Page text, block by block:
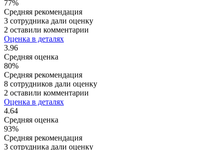
77%
Средняя рекомендация
3 сотрудника дали оценку
2 оставили комментарии
Оценка в деталях
3.96
Средняя оценка
80%
Средняя рекомендация
8 сотрудников дали оценку
2 оставили комментарии
Оценка в деталях
4.64
Средняя оценка
93%
Средняя рекомендация
3 сотрудника дали оценку